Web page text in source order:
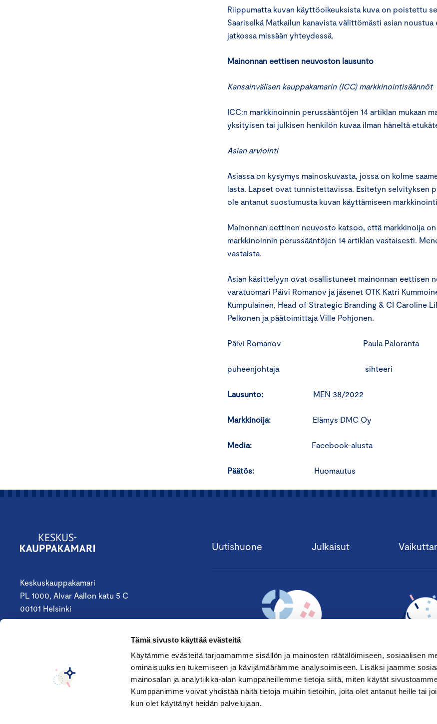
Tämä sivusto käyttää evästeitä
Käytämme evästeitä tarjoamamme sisällön ja mainosten räätälöimiseen, sosiaalisen
ominaisuuksien tukemiseen ja kävijämäärämme analysoimiseen. Lisäksi jaamme
mainosalan ja analytiikka-alan kumppaneillemme tietoja siitä, miten käytät
Kumppanimme voivat yhdistää näitä tietoja muihin tietoihin, joita olet antanut heille tai
kun olet käyttänyt heidän palvelujaan.
Riippumatta kuvan käyttöoikeuksista kuva on poistettu
Saariselkä Matkailun kanavista välittömästi asian noustua
jatkossa missään yhteydessä.
Mainonnan eettisen neuvoston lausunto
Kansainvälisen kauppakamarin (ICC) markkinointisäännöt
ICC:n markkinoinnin perussääntöjen 14 artiklan mukaan
yksityisen tai julkisen henkilön kuvaa ilman häneltä
Asian arviointi
Asiassa on kysymys mainoskuvasta, jossa on kolme
lasta. Lapset ovat tunnistettavissa. Esitetyn selvityksen
ole antanut suostumusta kuvan käyttämiseen
Mainonnan eettinen neuvosto katsoo, että markkinoija
markkinoinnin perussääntöjen 14 artiklan vastaisesti.
vastaista.
Asian käsittelyyn ovat osallistuneet mainonnan eettisen
varatuomari Päivi Romanov ja jäsenet OTK Katri
Kumpulainen, Head of Strategic Branding & CI Caroline
Pelkonen ja päätoimittaja Ville Pohjonen.
Päivi Romanov Paula Paloranta
puheenjohtaja sihteeri
Lausunto: MEN 38/2022
Markkinoija: Elämys DMC Oy
Media: Facebook-alusta
Päätös: Huomautus
Keskuskauppakamari
PL 1000, Alvar Aallon katu 5 C
00101 Helsinki
keskuskauppakamari@chamber.fi
Seuraa meitä:
Uutishuone Julkaisut
TILAA UUTISKIRJE › LIITY